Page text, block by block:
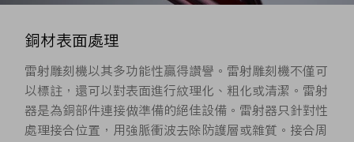
銅材表面處理
雷射雕刻機以其多功能性贏得讚譽。雷射雕刻機不僅可
以標註，還可以對表面進行紋理化、粗化或清潔。雷射
器是為銅部件連接做準備的絕佳設備。雷射器只針對性
處理接合位置，用強脈衝波去除防護層或雜質。接合周